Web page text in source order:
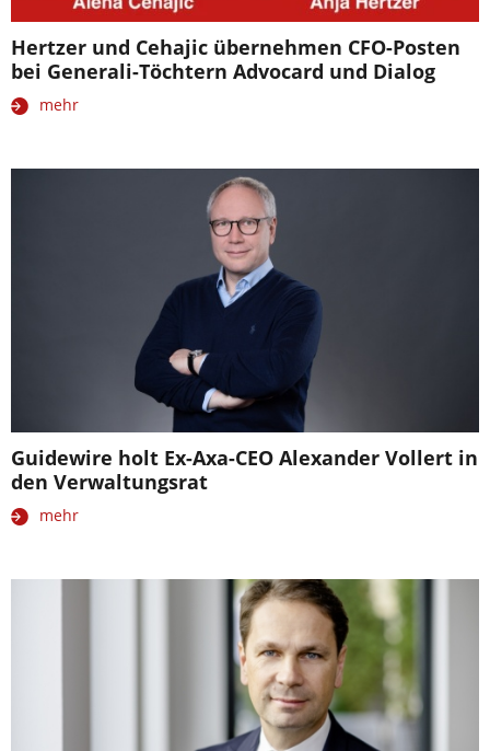
Hertzer und Cehajic übernehmen CFO-Posten
bei Generali-Töchtern Advocard und Dialog
mehr
Guidewire holt Ex-Axa-CEO Alexander Vollert in
den Verwaltungsrat
mehr